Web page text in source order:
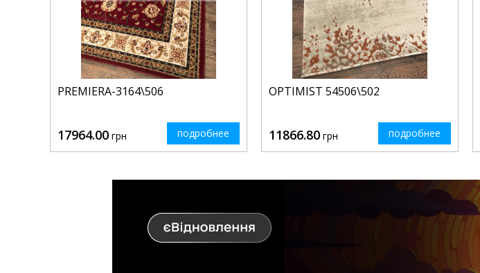
PREMIERA-3164\506
17964.00 грн подробнее
OPTIMIST 54506\502
11866.80 грн подробнее